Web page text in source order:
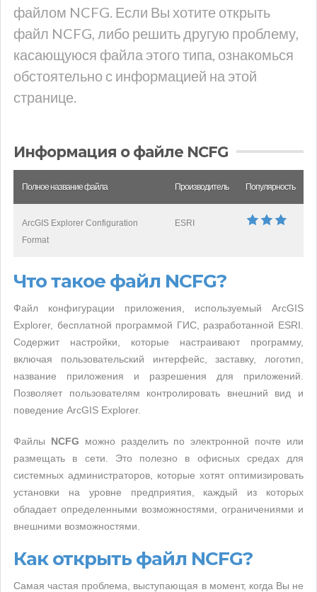
файлом NCFG. Если Вы хотите открыть
файл NCFG, либо решить другую проблему,
касающуюся файла этого типа, ознакомься
обстоятельно с информацией на этой
странице.
Информация о файле NCFG
Полное название файла Производитель Популярность
ArcGIS Explorer Configuration
Format
ESRI
Что такое файл NCFG?
Файл конфигурации приложения, используемый ArcGIS
Explorer, бесплатной программой ГИС, разработанной ESRI.
Содержит настройки, которые настраивают программу,
включая пользовательский интерфейс, заставку, логотип,
название приложения и разрешения для приложений.
Позволяет пользователям контролировать внешний вид и
поведение ArcGIS Explorer.
Файлы NCFG можно разделить по электронной почте или
размещать в сети. Это полезно в офисных средах для
системных администраторов, которые хотят оптимизировать
установки на уровне предприятия, каждый из которых
обладает определенными возможностями, ограничениями и
внешними возможностями.
Как открыть файл NCFG?
Самая частая проблема, выступающая в момент, когда Вы не